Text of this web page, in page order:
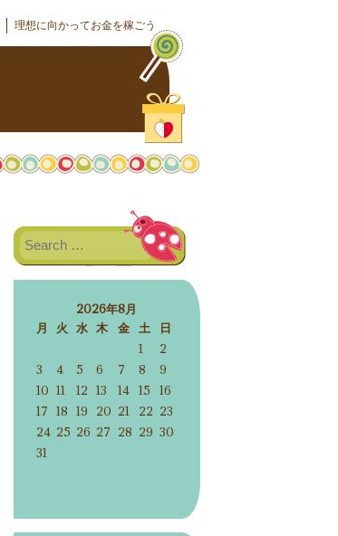
理想に向かってお金を稼ごう
2026年8月
月
火 水 木 金 土
日
1
2
3
4 5 6 7 8
9
10 11 12 13 14 15
16
17 18 19 20 21 22 23
24 25 26 27 28 29 30
31